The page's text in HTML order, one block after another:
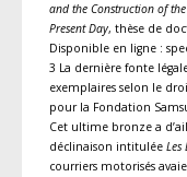
and the Construction of
Present Day, thèse de
Disponible en ligne :
3 La dernière fonte
exemplaires selon le
pour la Fondation
Cet ultime bronze a
déclinaison intitulée Les
courriers motorisés